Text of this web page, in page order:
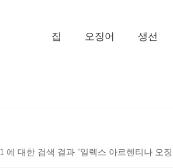
집 오징어 생선
1 에 대한 검색 결과 "일렉스 아르헨티나 오